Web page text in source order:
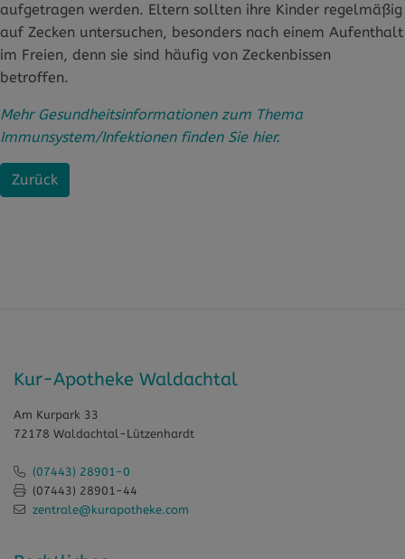
Zurück
aufgetragen werden. Eltern sollten ihre Kinder regelmäßig
auf Zecken untersuchen, besonders nach einem Aufenthalt
im Freien, denn sie sind häufig von Zeckenbissen
betroffen.
Mehr Gesundheitsinformationen zum Thema
Immunsystem/Infektionen finden Sie hier.
Kur-Apotheke Waldachtal
Am Kurpark 33
72178 Waldachtal-Lützenhardt
(07443) 28901-0
(07443) 28901-44
zentrale@kurapotheke.com